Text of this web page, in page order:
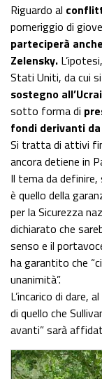
Riguardo al
pomeriggio di
parteciperà
Zelensky.
Stati Uniti, da cui
sostegno
sotto forma di
fondi derivanti
Si tratta di attivi
ancora detiene in
Il tema da
è quello della
per la Sicurezza
dichiarato che
senso e il
ha garantito che
unanimità”.
L’incarico di dare,
di quello che
avanti” sarà